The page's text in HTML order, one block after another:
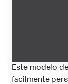
Este modelo
facilmente